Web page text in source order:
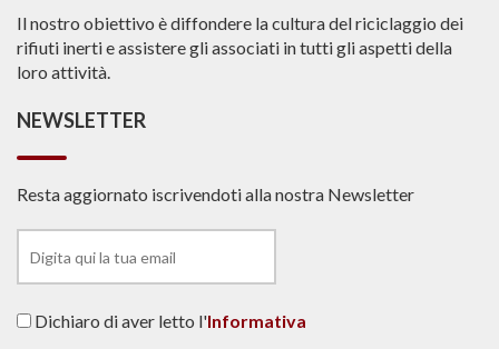
Il nostro obiettivo è diffondere la cultura del riciclaggio dei
rifiuti inerti e assistere gli associati in tutti gli aspetti della
loro attività.
NEWSLETTER
Resta aggiornato iscrivendoti alla nostra Newsletter
Dichiaro di aver letto l'Informativa